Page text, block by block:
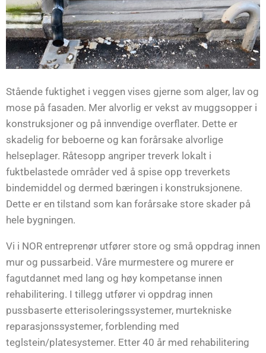
Stående fuktighet i veggen vises gjerne som alger, lav og
mose på fasaden. Mer alvorlig er vekst av muggsopper i
konstruksjoner og på innvendige overflater. Dette er
skadelig for beboerne og kan forårsake alvorlige
helseplager. Råtesopp angriper treverk lokalt i
fuktbelastede områder ved å spise opp treverkets
bindemiddel og dermed bæringen i konstruksjonene.
Dette er en tilstand som kan forårsake store skader på
hele bygningen.
Vi i NOR entreprenør utfører store og små oppdrag innen
mur og pussarbeid. Våre murmestere og murere er
fagutdannet med lang og høy kompetanse innen
rehabilitering. I tillegg utfører vi oppdrag innen
pussbaserte etterisoleringssystemer, murtekniske
reparasjonssystemer, forblending med
teglstein/platesystemer. Etter 40 år med rehabilitering